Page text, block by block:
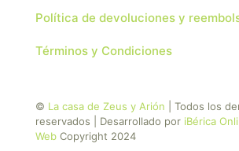
Política de devoluciones y
Términos y Condiciones
© La casa de Zeus y Arión | Todos los
reservados | Desarrollado por iBérica
Web Copyright 2024